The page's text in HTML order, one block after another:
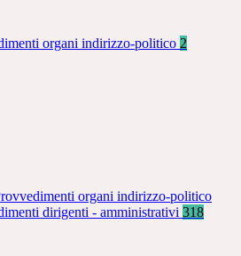
organi indirizzo-politico 2
organi indirizzo-politico
dirigenti - amministrativi 318